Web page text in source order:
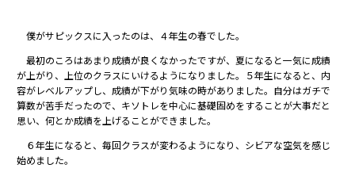
僕がサピックスに入ったのは、４年生の春でした。
最初のころはあまり成績が良くなかったですが、夏になると一気に成績
が上がり、上位のクラスにいけるようになりました。５年生になると、内
容がレベルアップし、成績が下がり気味の時がありました。自分はガチで
算数が苦手だったので、キソトレを中心に基礎固めをすることが大事だと
思い、何とか成績を上げることができました。
６年生になると、毎回クラスが変わるようになり、シビアな空気を感じ
始めました。